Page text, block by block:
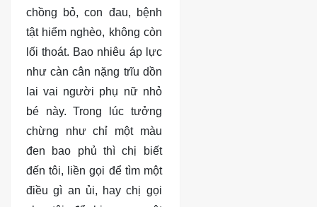
chồng bỏ, con đau, bệnh
tật hiểm nghèo, không còn
lối thoát. Bao nhiêu áp lực
như càn cân nặng trĩu dồn
lai vai người phụ nữ nhỏ
bé này. Trong lúc tưởng
chừng như chỉ một màu
đen bao phủ thì chị biết
đến tôi, liền gọi để tìm một
điều gì an ủi, hay chị gọi